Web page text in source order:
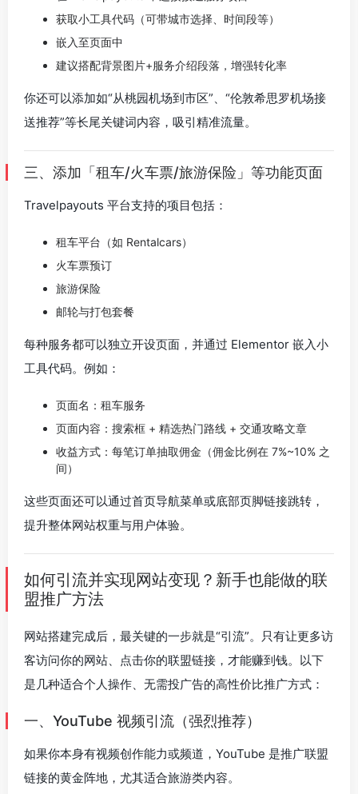
获取小工具代码（可带城市选择、时间段等）
嵌入至页面中
建议搭配背景图片+服务介绍段落，增强转化率
你还可以添加如“从桃园机场到市区”、“伦敦希思罗机场接
送推荐”等长尾关键词内容，吸引精准流量。
三、添加「租车/火车票/旅游保险」等功能页面
Travelpayouts 平台支持的项目包括：
租车平台（如 Rentalcars）
火车票预订
旅游保险
邮轮与打包套餐
每种服务都可以独立开设页面，并通过 Elementor 嵌入小
工具代码。例如：
页面名：租车服务
页面内容：搜索框 + 精选热门路线 + 交通攻略文章
收益方式：每笔订单抽取佣金（佣金比例在 7%~10% 之
间）
这些页面还可以通过首页导航菜单或底部页脚链接跳转，
提升整体网站权重与用户体验。
如何引流并实现网站变现？新手也能做的联
盟推广方法
网站搭建完成后，最关键的一步就是“引流”。只有让更多访
客访问你的网站、点击你的联盟链接，才能赚到钱。以下
是几种适合个人操作、无需投广告的高性价比推广方式：
一、YouTube 视频引流（强烈推荐）
如果你本身有视频创作能力或频道，YouTube 是推广联盟
链接的黄金阵地，尤其适合旅游类内容。